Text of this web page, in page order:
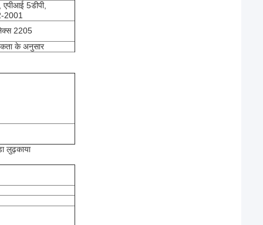
5डीपी,
2001
2205
के अनुसार
लुढ़काया